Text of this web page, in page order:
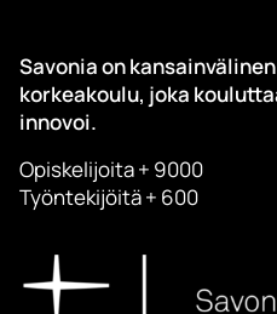
Savonia on
korkeakoulu, joka
innovoi.
Opiskelijoita + 9000
Työntekijöitä + 600